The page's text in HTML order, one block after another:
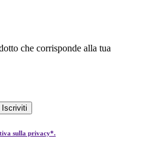
che corrisponde alla tua
Iscriviti
sulla privacy*.